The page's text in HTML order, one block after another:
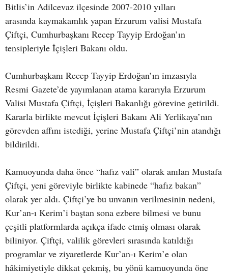
Bitlis’in Adilcevaz ilçesinde 2007-2010 yılları
arasında kaymakamlık yapan Erzurum valisi Mustafa
Çiftçi, Cumhurbaşkanı Recep Tayyip Erdoğan’ın
tensipleriyle İçişleri Bakanı oldu.
Cumhurbaşkanı Recep Tayyip Erdoğan’ın imzasıyla
Resmi Gazete’de yayımlanan atama kararıyla Erzurum
Valisi Mustafa Çiftçi, İçişleri Bakanlığı görevine getirildi.
Kararla birlikte mevcut İçişleri Bakanı Ali Yerlikaya’nın
görevden affını istediği, yerine Mustafa Çiftçi’nin atandığı
bildirildi.
Kamuoyunda daha önce “hafız vali” olarak anılan Mustafa
Çiftçi, yeni göreviyle birlikte kabinede “hafız bakan”
olarak yer aldı. Çiftçi’ye bu unvanın verilmesinin nedeni,
Kur’an-ı Kerim’i baştan sona ezbere bilmesi ve bunu
çeşitli platformlarda açıkça ifade etmiş olması olarak
biliniyor. Çiftçi, valilik görevleri sırasında katıldığı
programlar ve ziyaretlerde Kur’an-ı Kerim’e olan
hâkimiyetiyle dikkat çekmiş, bu yönü kamuoyunda öne